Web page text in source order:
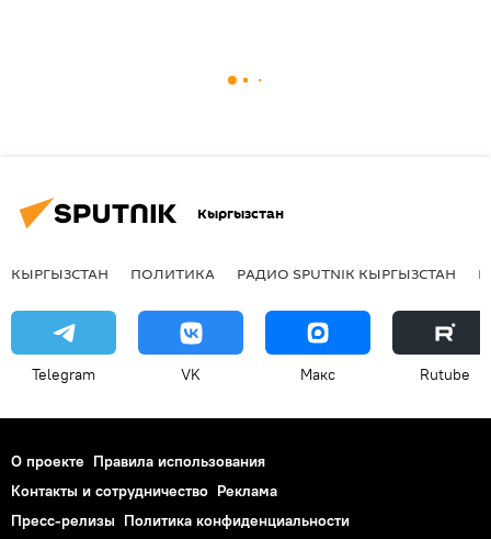
Кыргызстан
КЫРГЫЗСТАН ПОЛИТИКА РАДИО SPUTNIK КЫРГЫЗСТАН
Telegram VK Макс Rutube
О проекте Правила использования
Контакты и сотрудничество Реклама
Пресс-релизы Политика конфиденциальности